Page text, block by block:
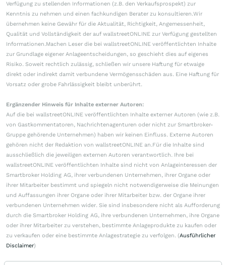
Verfügung zu stellenden Informationen (z.B. den Verkaufsprospekt) zur
Kenntnis zu nehmen und einen fachkundigen Berater zu konsultieren.Wir
übernehmen keine Gewähr für die Aktualität, Richtigkeit, Angemessenheit,
Qualität und Vollständigkeit der auf wallstreetONLINE zur Verfügung gestellten
Informationen.Machen Leser die bei wallstreetONLINE veröffentlichten Inhalte
zur Grundlage eigener Anlageentscheidungen, so geschieht dies auf eigenes
Risiko. Soweit rechtlich zulässig, schließen wir unsere Haftung für etwaige
direkt oder indirekt damit verbundene Vermögensschäden aus. Eine Haftung für
Vorsatz oder grobe Fahrlässigkeit bleibt unberührt.
Ergänzender Hinweis für Inhalte externer Autoren:
Auf die bei wallstreetONLINE veröffentlichten Inhalte externer Autoren (wie z.B.
von Gastkommentatoren, Nachrichtenagenturen oder nicht zur Smartbroker-
Gruppe gehörende Unternehmen) haben wir keinen Einfluss. Externe Autoren
gehören nicht der Redaktion von wallstreetONLINE an.Für die Inhalte sind
ausschließlich die jeweiligen externen Autoren verantwortlich. Ihre bei
wallstreetONLINE veröffentlichten Inhalte sind nicht von Anlageinteressen der
Smartbroker Holding AG, ihrer verbundenen Unternehmen, ihrer Organe oder
ihrer Mitarbeiter bestimmt und spiegeln nicht notwendigerweise die Meinungen
und Auffassungen ihrer Organe oder ihrer Mitarbeiter bzw. der Organe ihrer
verbundenen Unternehmen wider. Sie sind insbesondere nicht als Aufforderung
durch die Smartbroker Holding AG, ihre verbundenen Unternehmen, ihre Organe
oder ihrer Mitarbeiter zu verstehen, bestimmte Anlageprodukte zu kaufen oder
zu verkaufen oder eine bestimmte Anlagestrategie zu verfolgen. (Ausführlicher
Disclaimer)